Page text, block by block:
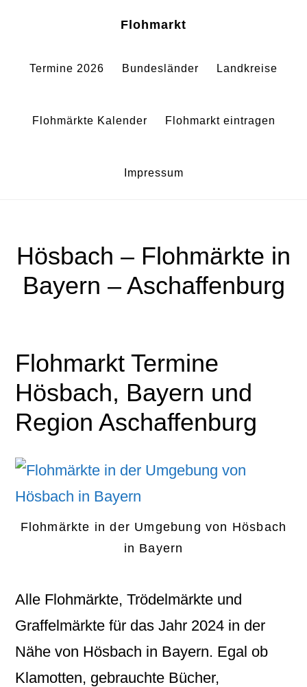
springen
springen
Flohmarkt
Termine 2026 Bundesländer Landkreise
Flohmärkte Kalender Flohmarkt eintragen
Impressum
Hösbach – Flohmärkte in
Bayern – Aschaffenburg
Flohmarkt Termine
Hösbach, Bayern und
Region Aschaffenburg
Flohmärkte in der Umgebung von Hösbach
in Bayern
Alle Flohmärkte, Trödelmärkte und
Graffelmärkte für das Jahr 2024 in der
Nähe von Hösbach in Bayern. Egal ob
Klamotten, gebrauchte Bücher,